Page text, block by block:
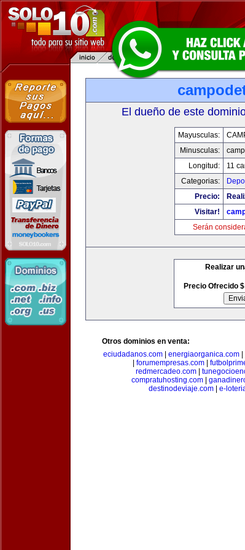
El dueño de este
Mayusculas:
Minusculas:
Longitud:
11
Categorias:
Precio:
Visitar!
Serán
Realizar
Precio Ofrecido $
Otros dominios en venta:
eciudadanos.com| energiaorganica.com|
forumempresas.com
redmercadeo.com|
compratuhosting.com|
destinodeviaje.com
e-